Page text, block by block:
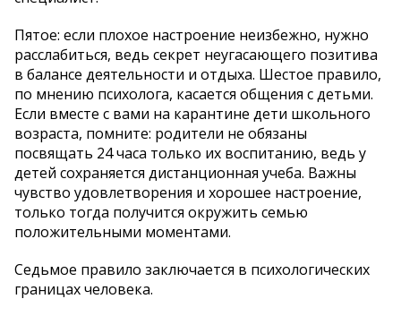
Пятое: если плохое настроение неизбежно, нужно
расслабиться, ведь секрет неугасающего позитива
в балансе деятельности и отдыха. Шестое правило,
по мнению психолога, касается общения с детьми.
Если вместе с вами на карантине дети школьного
возраста, помните: родители не обязаны
посвящать 24 часа только их воспитанию, ведь у
детей сохраняется дистанционная учеба. Важны
чувство удовлетворения и хорошее настроение,
только тогда получится окружить семью
положительными моментами.
Седьмое правило заключается в психологических
границах человека.